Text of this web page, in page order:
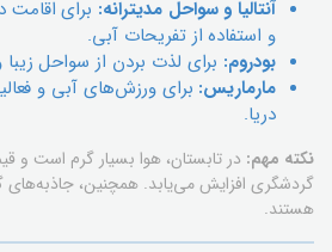
آنتالیا و سواحل مدیترانه: برای
و استفاده از تفریحات آبی.
بودروم: برای لذت بردن از سواحل
مارماریس: برای ورزش‌های آبی و
دریا.
نکته مهم: در تابستان، هوا بسیار گرم است و
گردشگری افزایش می‌یابد. همچنین، جاذبه‌های
هستند.